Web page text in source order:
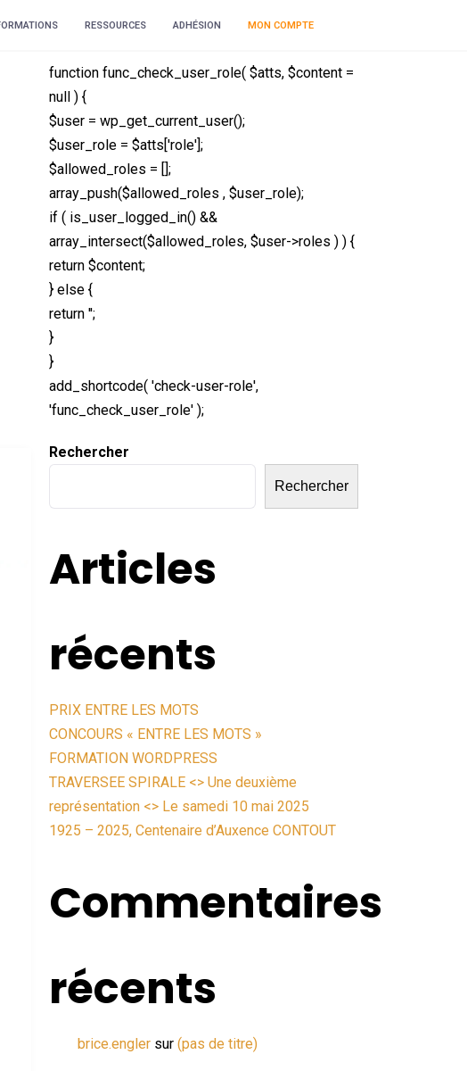
RESSOURCES ADHÉSION MON COMPTE
function func_check_user_role( $atts, $content =
null ) {
$user = wp_get_current_user();
$user_role = $atts['role'];
$allowed_roles = [];
array_push($allowed_roles , $user_role);
if ( is_user_logged_in() &&
array_intersect($allowed_roles, $user->roles ) ) {
return $content;
} else {
return '';
}
}
add_shortcode( 'check-user-role',
'func_check_user_role' );
Rechercher
Rechercher
Articles
récents
PRIX ENTRE LES MOTS
CONCOURS « ENTRE LES MOTS »
FORMATION WORDPRESS
TRAVERSEE SPIRALE <> Une deuxième
représentation <> Le samedi 10 mai 2025
1925 – 2025, Centenaire d’Auxence CONTOUT
Commentaires
récents
brice.engler sur(pas de titre)